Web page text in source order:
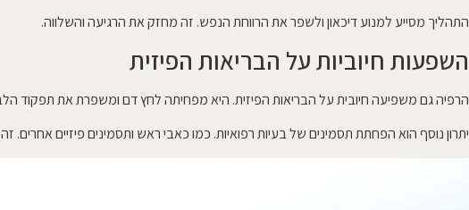
התהליך מסייע למנוע דיכאון ולשפר את הרווחת הנפש. זה מחזק את הרגיעה והשלווה.
השפעות חיוביות על הבריאות הפיזית
הרפיה גם משפיעה חיובית על הבריאות הפיזית. היא מפחיתה לחץ דם ומשפרת את תפקוד
יתרון נוסף הוא הפחתת תסמינים של בעיות רפואיות. כמו כאבי ראש ותסמינים פיזיים